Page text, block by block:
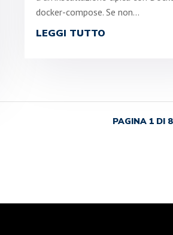
docker-compose. Se non...
LEGGI TUTTO
PAGINA 1 DI 8